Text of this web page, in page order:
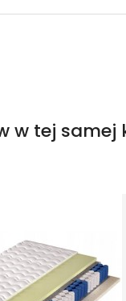
w tej samej